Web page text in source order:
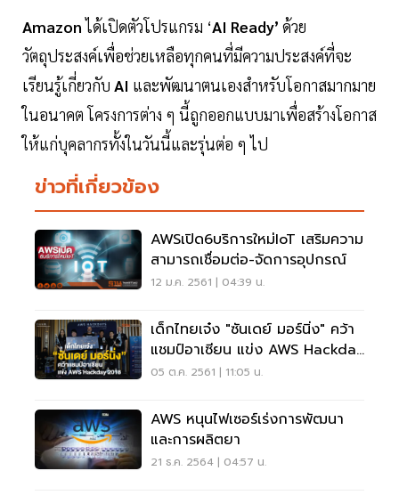
Amazonได้เปิดตัวโปรแกรม ‘AI Ready’ ด้วย
วัตถุประสงค์เพื่อช่วยเหลือทุกคนที่มีความประสงค์ที่จะ
เรียนรู้เกี่ยวกับ AI และพัฒนาตนเองสำหรับโอกาสมากมาย
ในอนาคต โครงการต่าง ๆ นี้ถูกออกแบบมาเพื่อสร้างโอกาส
ให้แก่บุคลากรทั้งในวันนี้และรุ่นต่อ ๆ ไป
ข่าวที่เกี่ยวข้อง
AWSเปิด6บริการใหม่IoT เสริมความ
สามารถเชื่อมต่อ-จัดการอุปกรณ์
12 ม.ค. 2561 | 04:39 น.
เด็กไทยเจ๋ง "ซันเดย์ มอร์นิ่ง" คว้า
แชมป์อาเซียน แข่ง AWS Hackday
2018
05 ต.ค. 2561 | 11:05 น.
AWS หนุนไฟเซอร์เร่งการพัฒนา
และการผลิตยา
21 ธ.ค. 2564 | 04:57 น.